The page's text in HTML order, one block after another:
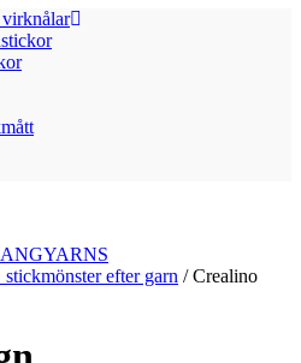
efter garn / Crealino